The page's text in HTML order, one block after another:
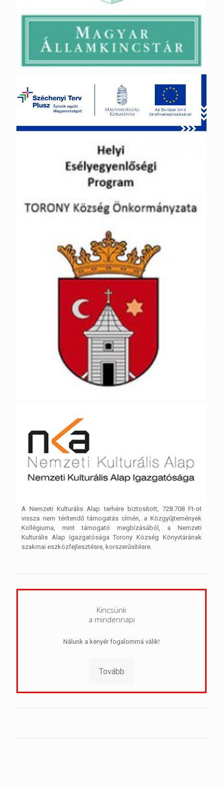
A Nemzeti Kulturális Alap terhére biztosított, 728.708 Ft-ot
vissza nem térítendő támogatás címén, a Közgyűjtemények
Kollégiuma, mint támogató megbízásából, a Nemzeti
Kulturális Alap Igazgatósága Torony Község Könyvtárának
szakmai eszközfejlesztésre, korszerűsítésre.
Kincsünk
a mindennapi
Nálunk a kenyér fogalommá válik!
Tovább